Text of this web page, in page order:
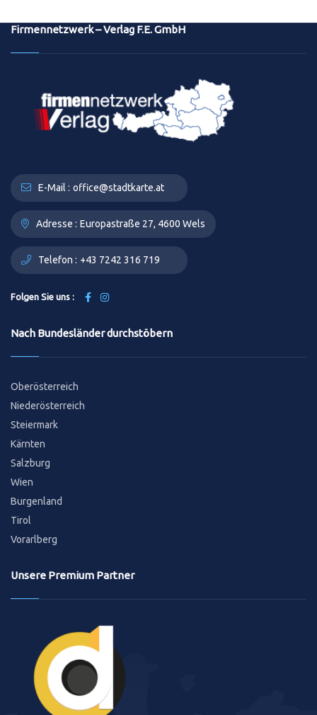
Firmennetzwerk – Verlag F.E. GmbH
E-Mail : office@stadtkarte.at
Adresse : Europastraße 27, 4600 Wels
Telefon : +43 7242 316 719
Folgen Sie uns :
Nach Bundesländer durchstöbern
Oberösterreich
Niederösterreich
Steiermark
Kärnten
Salzburg
Wien
Burgenland
Tirol
Vorarlberg
Unsere Premium Partner